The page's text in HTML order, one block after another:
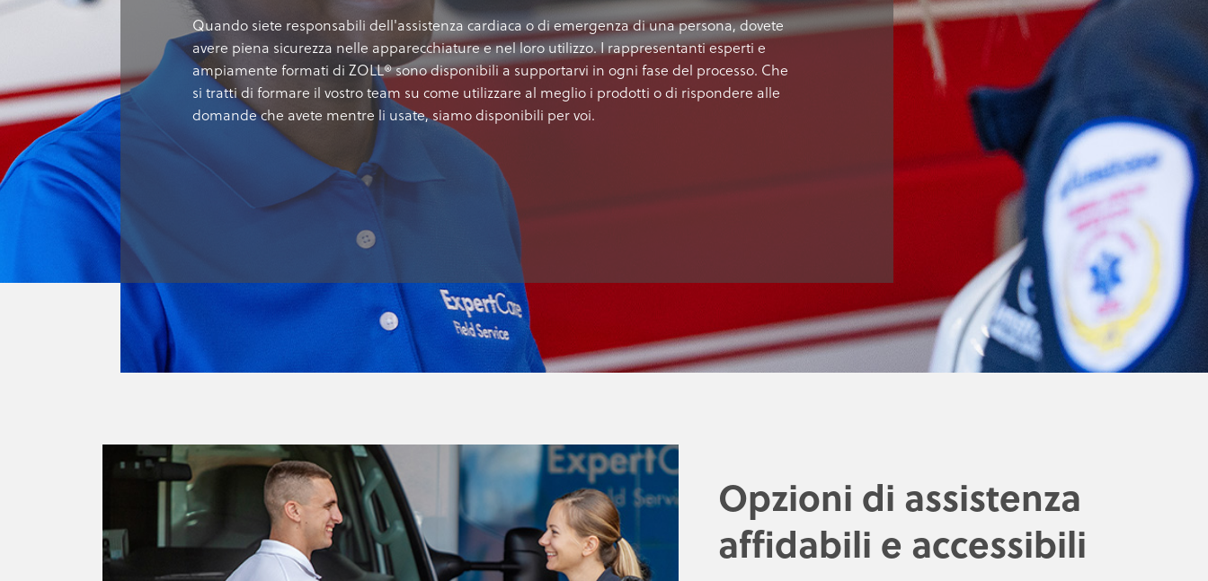
Quando siete responsabili dell'assistenza cardiaca o di emergenza di una persona, dovete
avere piena sicurezza nelle apparecchiature e nel loro utilizzo. I rappresentanti esperti e
ampiamente formati di ZOLL® sono disponibili a supportarvi in ogni fase del processo. Che
si tratti di formare il vostro team su come utilizzare al meglio i prodotti o di rispondere alle
domande che avete mentre li usate, siamo disponibili per voi.
Opzioni di assistenza
affidabili e accessibili